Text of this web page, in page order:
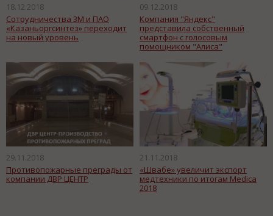
18.12.2018
Сотрудничества 3М и ПАО
«Казаньоргсинтез» переходит
на новый уровень
09.12.2018
Компания "Яндекс"
представила собственный
смартфон с голосовым
помощником "Алиса"
29.11.2018
Противопожарные преграды от
компании ДВР ЦЕНТР
21.11.2018
«Швабе» увеличит экспорт
медтехники по итогам Medica
2018